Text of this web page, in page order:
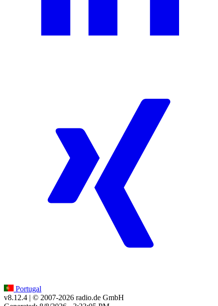
Portugal
v8.12.4 | © 2007-2026 radio.de GmbH